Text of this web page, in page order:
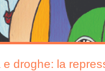
e droghe: la